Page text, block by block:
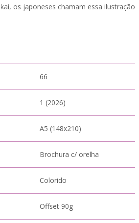
os japoneses chamam essa ilustração
66
1 (2026)
A5 (148x210)
Brochura c/ orelha
Colorido
Offset 90g